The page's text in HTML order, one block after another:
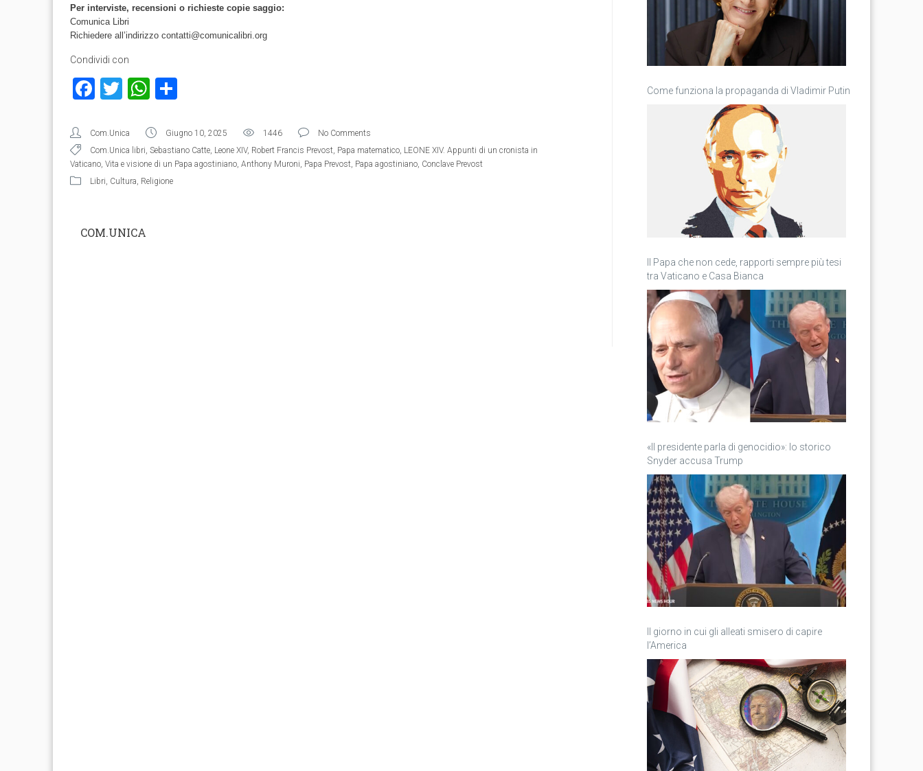
Per interviste, recensioni o richieste copie saggio:
Comunica Libri
Richiedere all’indirizzo contatti@comunicalibri.org
Condividi con
Facebook
TwitterWhatsApp
Com.Unica Giugno 10, 2025 1446
No Comments
Com.Unica libri, Sebastiano Catte, Leone XIV, Robert Francis Prevost, Papa matematico, LEONE XIV. Appunti di un cronista in
Vaticano, Vita e visione di un Papa agostiniano, Anthony Muroni, Papa Prevost, Papa agostiniano, Conclave Prevost
Libri, Cultura, Religione
COM.UNICA
Come funziona la propaganda di Vladimir Putin
Il Papa che non cede, rapporti sempre più tesi
tra Vaticano e Casa Bianca
«Il presidente parla di genocidio»: lo storico
Snyder accusa Trump
Il giorno in cui gli alleati smisero di capire
l’America